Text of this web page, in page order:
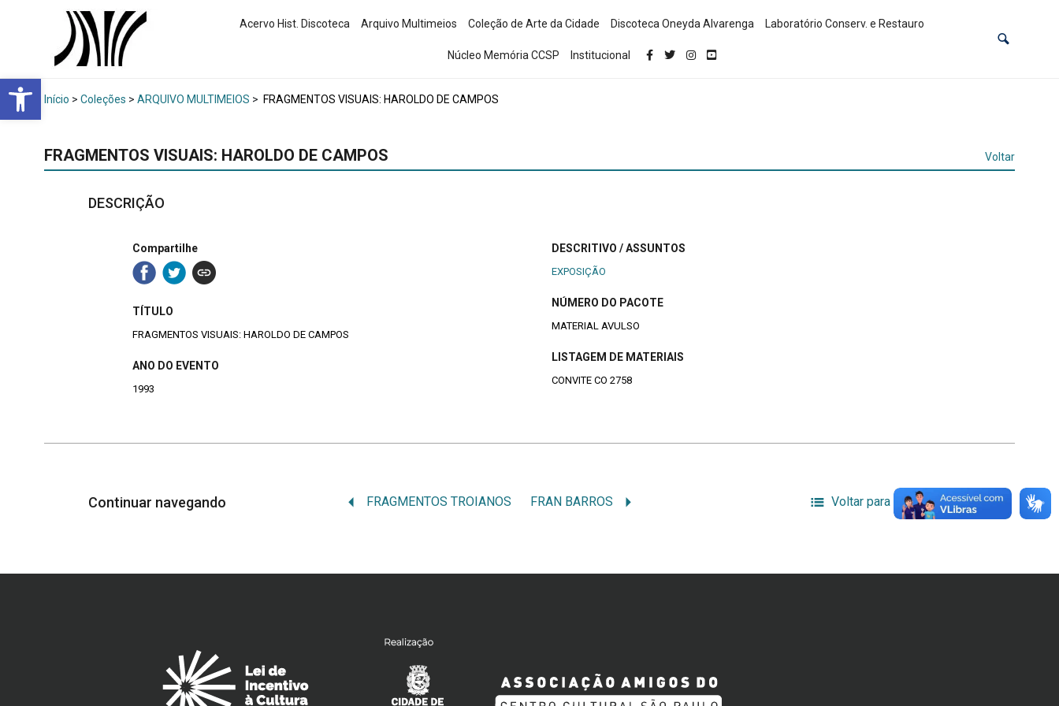
Abrir a barra de ferramentas
Acervo Hist. Discoteca Arquivo Multimeios Coleção de Arte da Cidade Discoteca Oneyda Alvarenga Laboratório Conserv. e Restauro
Núcleo Memória CCSP Institucional
Início > Coleções > ARQUIVO MULTIMEIOS > FRAGMENTOS VISUAIS: HAROLDO DE CAMPOS
FRAGMENTOS VISUAIS: HAROLDO DE CAMPOS Voltar
DESCRIÇÃO
Compartilhe
TÍTULO
FRAGMENTOS VISUAIS: HAROLDO DE CAMPOS
ANO DO EVENTO
1993
DESCRITIVO / ASSUNTOS
EXPOSIÇÃO
NÚMERO DO PACOTE
MATERIAL AVULSO
LISTAGEM DE MATERIAIS
CONVITE CO 2758
Continuar navegando FRAGMENTOS TROIANOS FRAN BARROS Voltar para a lista de itens